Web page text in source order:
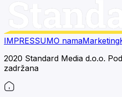
IMPRESSUMO namaMarketing
2020 Standard Media d.o.o.
zadržana